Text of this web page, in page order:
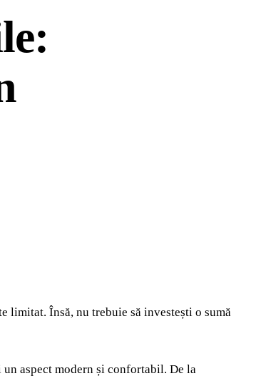
limitat. Însă, nu trebuie să investești o sumă
aspect modern și confortabil. De la